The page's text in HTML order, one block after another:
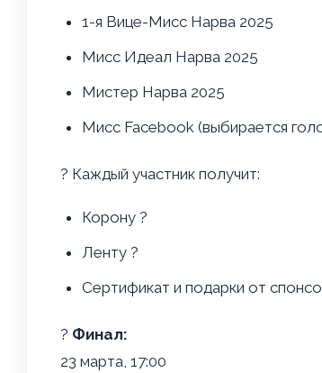
1-я Вице-Мисс Нарва 2025
Мисс Идеал Нарва 2025
Мистер Нарва 2025
Мисс Facebook (выбирается
? Каждый участник получит:
Корону ?
Ленту ?
Сертификат и подарки от
? Финал:
23 марта, 17:00